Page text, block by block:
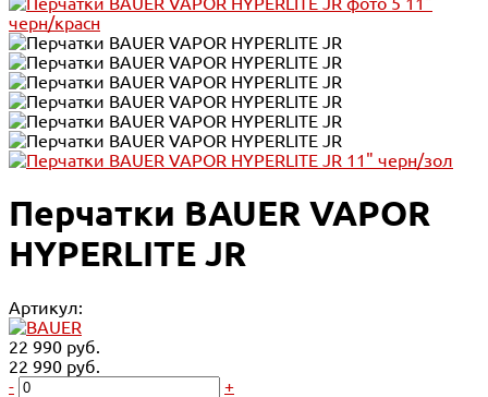
Перчатки BAUER VAPOR
HYPERLITE JR
Артикул:
22 990 руб.
22 990 руб.
-
+